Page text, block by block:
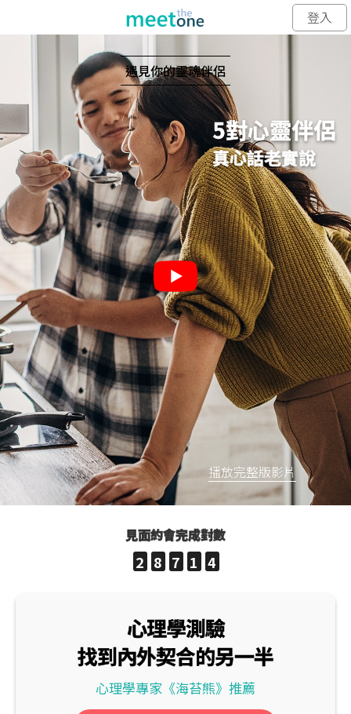
登入
播放完整版影片
5對心靈伴侶
真心話老實說
遇見你的靈魂伴侶
見面約會完成對數
2 8 7 1 4
心理學測驗
找到內外契合的另一半
心理學專家《海苔熊》推薦